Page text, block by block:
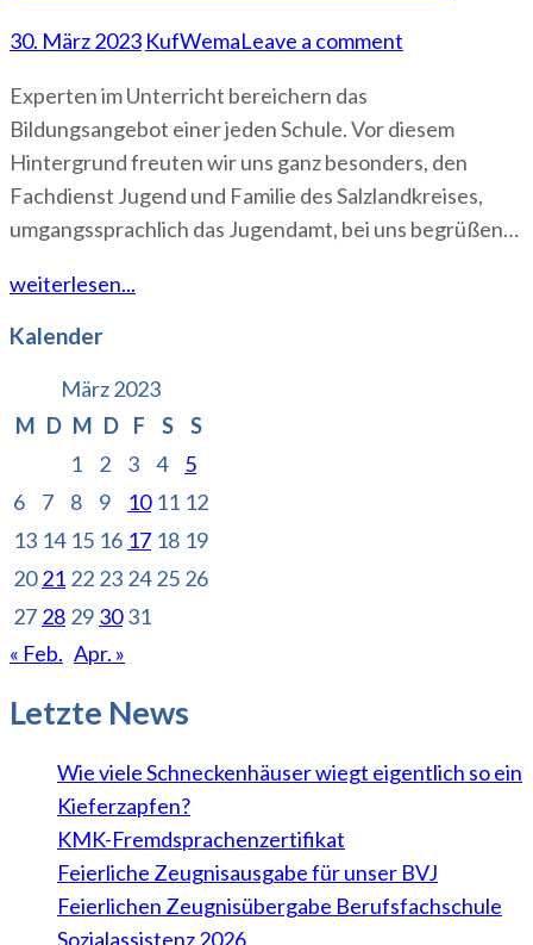
30. März 2023 KufWemaLeave a comment
Experten im Unterricht bereichern das
Bildungsangebot einer jeden Schule. Vor diesem
Hintergrund freuten wir uns ganz besonders, den
Fachdienst Jugend und Familie des Salzlandkreises,
umgangssprachlich das Jugendamt, bei uns begrüßen…
weiterlesen...
Kalender
März 2023
M D M D F S
S
1
2 3 4
5
6
7 8 9 10 11 12
13 14 15 16 17 18 19
20 21 22 23 24 25 26
27 28 29 30 31
« Feb. Apr. »
Letzte News
Wie viele Schneckenhäuser wiegt eigentlich so ein
Kieferzapfen?
KMK-Fremdsprachenzertifikat
Feierliche Zeugnisausgabe für unser BVJ
Feierlichen Zeugnisübergabe Berufsfachschule
Sozialassistenz 2026